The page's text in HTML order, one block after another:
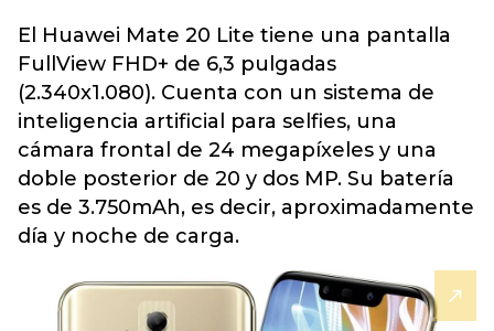
El Huawei Mate 20 Lite tiene una pantalla
FullView FHD+ de 6,3 pulgadas
(2.340x1.080). Cuenta con un sistema de
inteligencia artificial para selfies, una
cámara frontal de 24 megapíxeles y una
doble posterior de 20 y dos MP. Su batería
es de 3.750mAh, es decir, aproximadamente
día y noche de carga.